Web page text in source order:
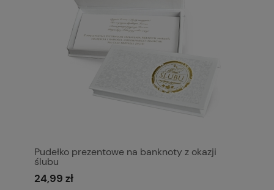
Pudełko prezentowe na banknoty z okazji
ślubu
24,99 zł